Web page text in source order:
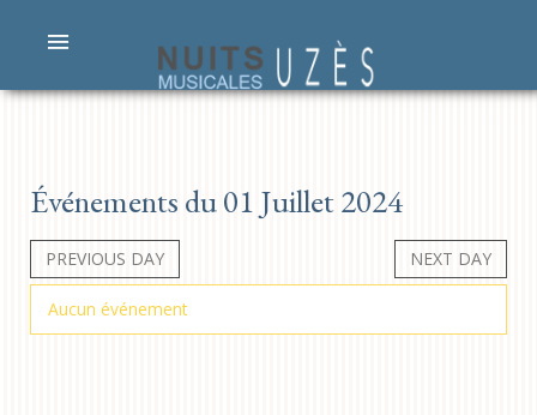
Événements du 01 Juillet 2024
PREVIOUS DAY NEXT DAY
Aucun événement